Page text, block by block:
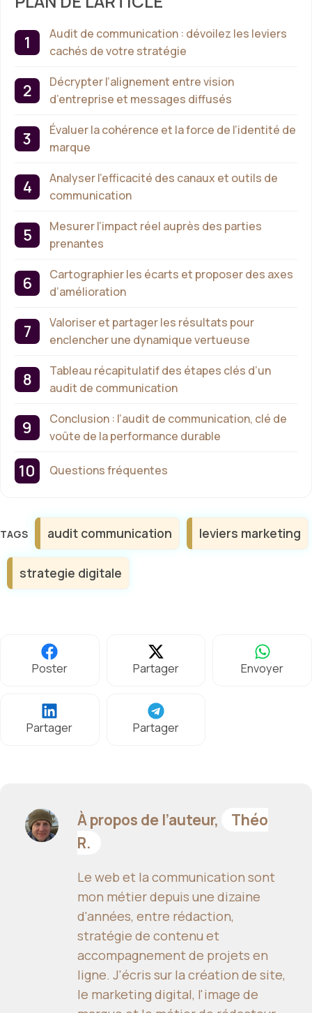
Audit de communication : dévoilez les leviers
cachés de votre stratégie
Décrypter l’alignement entre vision
d’entreprise et messages diffusés
Évaluer la cohérence et la force de l’identité de
marque
Analyser l’efficacité des canaux et outils de
communication
Mesurer l’impact réel auprès des parties
prenantes
Cartographier les écarts et proposer des axes
d’amélioration
Valoriser et partager les résultats pour
enclencher une dynamique vertueuse
Tableau récapitulatif des étapes clés d’un
audit de communication
Conclusion : l’audit de communication, clé de
voûte de la performance durable
Questions fréquentes
Étiquettes
audit communication leviers marketing
strategie digitale
Poster Partager Envoyer
Partager Partager
À propos de l’auteur,
Théo
R.
Le web et la communication sont
mon métier depuis une dizaine
d'années, entre rédaction,
stratégie de contenu et
accompagnement de projets en
ligne. J'écris sur la création de site,
le marketing digital, l'image de